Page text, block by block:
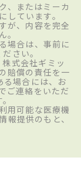
、またはミーカ
しています。
が、内容を完全
。
場合は、事前に
さい。
式会社ギミッ
賠償の責任を一
る場合には、お
ご連絡をいただ
用可能な医療機
報提供のもと、